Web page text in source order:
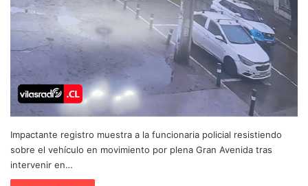
Impactante registro muestra a la funcionaria policial resistiendo
sobre el vehículo en movimiento por plena Gran Avenida tras
intervenir en…